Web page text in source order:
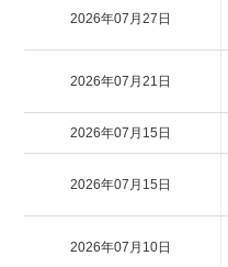
2026年07月27日
2026年07月21日
2026年07月15日
2026年07月15日
2026年07月10日